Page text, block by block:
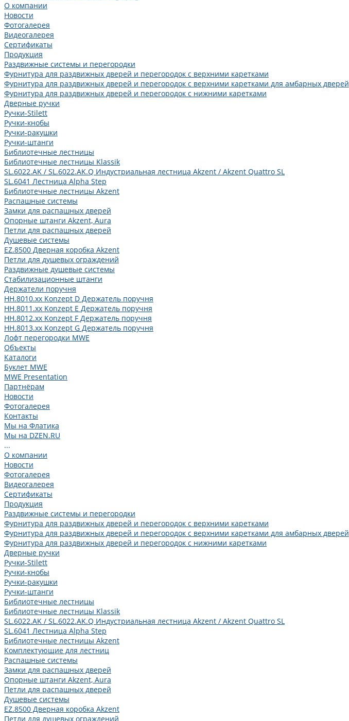
О компании
Новости
Фотогалерея
Видеогалерея
Сертификаты
Продукция
Раздвижные системы и перегородки
Фурнитура для раздвижных дверей и перегородок с верхними каретками
Фурнитура для раздвижных дверей и перегородок с верхними каретками для амбарных дверей
Фурнитура для раздвижных дверей и перегородок с нижними каретками
Дверные ручки
Ручки-Stilett
Ручки-кнобы
Ручки-ракушки
Ручки-штанги
Библиотечные лестницы
Библиотечные лестницы Klassik
SL.6022.AK / SL.6022.AK.Q Индустриальная лестница Akzent / Akzent Quattro SL
SL.6041 Лестница Alpha Step
Библиотечные лестницы Akzent
Распашные системы
Замки для распашных дверей
Опорные штанги Akzent, Aura
Петли для распашных дверей
Душевые системы
EZ.8500 Дверная коробка Akzent
Петли для душевых ограждений
Раздвижные душевые системы
Стабилизационные штанги
Держатели поручня
HH.8010.xx Konzept D Держатель поручня
HH.8011.xx Konzept E Держатель поручня
HH.8012.xx Konzept F Держатель поручня
HH.8013.xx Konzept G Держатель поручня
Лофт перегородки MWE
Объекты
Каталоги
Буклет MWE
MWE Presentation
Партнёрам
Новости
Фотогалерея
Контакты
Мы на Флатика
Мы на DZEN.RU
...
О компании
Новости
Фотогалерея
Видеогалерея
Сертификаты
Продукция
Раздвижные системы и перегородки
Фурнитура для раздвижных дверей и перегородок с верхними каретками
Фурнитура для раздвижных дверей и перегородок с верхними каретками для амбарных дверей
Фурнитура для раздвижных дверей и перегородок с нижними каретками
Дверные ручки
Ручки-Stilett
Ручки-кнобы
Ручки-ракушки
Ручки-штанги
Библиотечные лестницы
Библиотечные лестницы Klassik
SL.6022.AK / SL.6022.AK.Q Индустриальная лестница Akzent / Akzent Quattro SL
SL.6041 Лестница Alpha Step
Библиотечные лестницы Akzent
Комплектующие для лестниц
Распашные системы
Замки для распашных дверей
Опорные штанги Akzent, Aura
Петли для распашных дверей
Душевые системы
EZ.8500 Дверная коробка Akzent
Петли для душевых ограждений